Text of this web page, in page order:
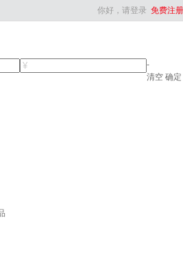
你好，请登录 免费注册
-
清空 确定